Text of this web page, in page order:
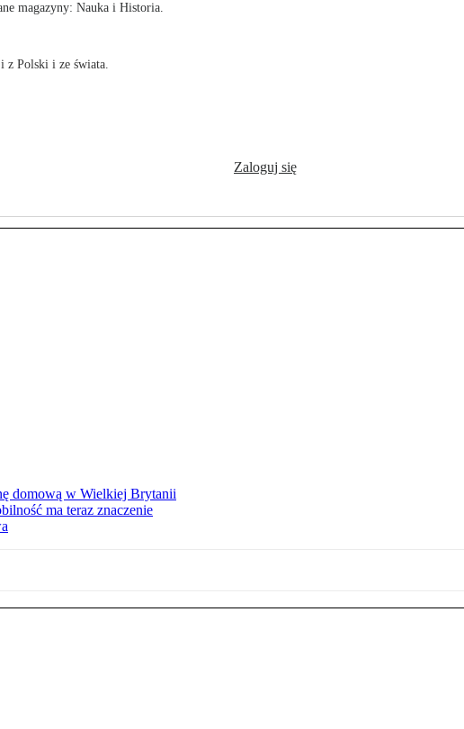
magazyny: Nauka i Historia.
z Polski i ze świata.
Zaloguj się
domową w Wielkiej Brytanii
ma teraz znaczenie